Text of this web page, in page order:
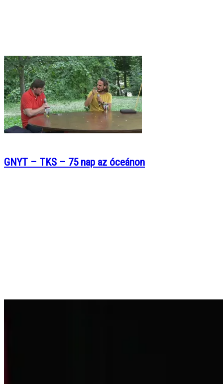
GNYT – TKS – 75 nap az óceánon